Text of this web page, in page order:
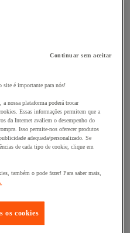
volumosa
Continuar sem aceitar
site é importante para nós!
nossa plataforma poderá trocar
Essas informações permitem que a
da Internet avaliem o desempenho do
Isso permite-nos oferecer produtos
adequada/personalizado. Se
de cada tipo de cookie, clique em
também o pode fazer! Para saber mais,
os cookies